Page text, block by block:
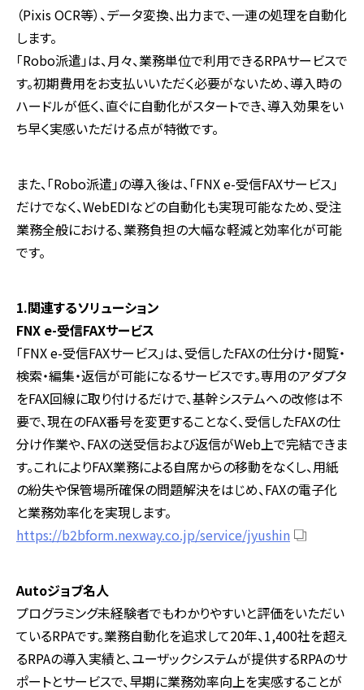
（Pixis OCR等）、データ変換、出力まで、一連の処理を自動化
します。
「Robo派遣」は、月々、業務単位で利用できるRPAサービスで
す。初期費用をお支払いいただく必要がないため、導入時の
ハードルが低く、直ぐに自動化がスタートでき、導入効果をい
ち早く実感いただける点が特徴です。
また、「Robo派遣」の導入後は、「FNX e-受信FAXサービス」
だけでなく、WebEDIなどの自動化も実現可能なため、受注
業務全般における、業務負担の大幅な軽減と効率化が可能
です。
1.関連するソリューション
FNX e-受信FAXサービス
「FNX e-受信FAXサービス」は、受信したFAXの仕分け・閲覧・
検索・編集・返信が可能になるサービスです。専用のアダプタ
をFAX回線に取り付けるだけで、基幹システムへの改修は不
要で、現在のFAX番号を変更することなく、受信したFAXの仕
分け作業や、FAXの送受信および返信がWeb上で完結できま
す。これによりFAX業務による自席からの移動をなくし、用紙
の紛失や保管場所確保の問題解決をはじめ、FAXの電子化
と業務効率化を実現します。
https://b2bform.nexway.co.jp/service/jyushin
Autoジョブ名人
プログラミング未経験者でもわかりやすいと評価をいただい
ているRPAです。業務自動化を追求して20年、1,400社を超え
るRPAの導入実績と、ユーザックシステムが提供するRPAのサ
ポートとサービスで、早期に業務効率向上を実感することが